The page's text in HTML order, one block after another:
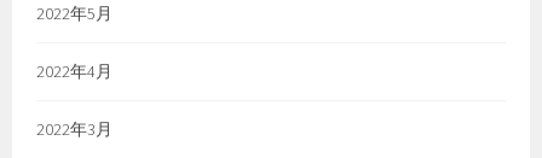
2022年5月
2022年4月
2022年3月